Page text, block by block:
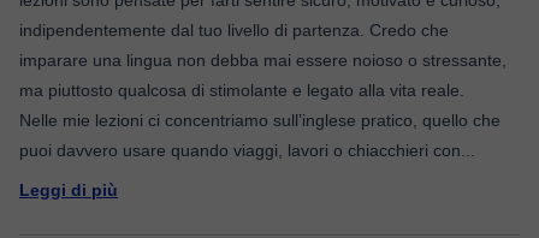
indipendentemente dal tuo livello di partenza. Credo che
imparare una lingua non debba mai essere noioso o stressante,
ma piuttosto qualcosa di stimolante e legato alla vita reale.
Nelle mie lezioni ci concentriamo sull’inglese pratico, quello che
puoi davvero usare quando viaggi, lavori o chiacchieri con
Leggi di più